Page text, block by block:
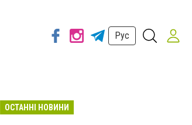
Рус
ОСТАННІ НОВИНИ